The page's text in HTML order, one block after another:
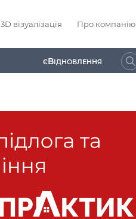
3D візуалізація Про компанію
ЄВІДНОВЛЕННЯ